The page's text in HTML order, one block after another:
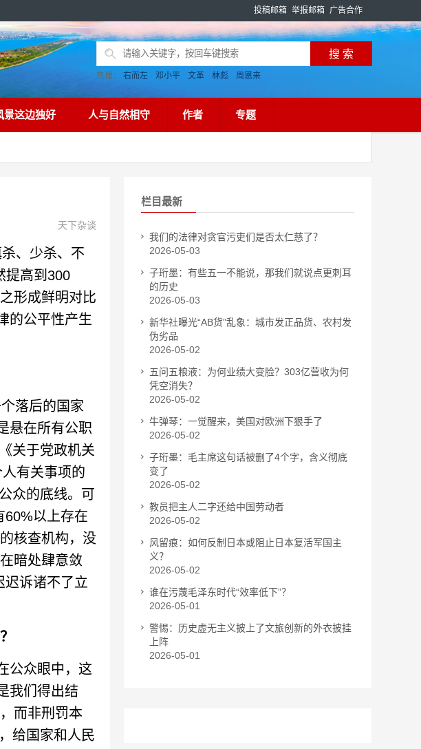
投稿邮箱 举报邮箱 广告合作
热搜： 右而左 邓小平 文革 林彪 周恩来
景这边独好 人与自然相守 作者 专题
天下杂谈
、少杀、不
提高到300
形成鲜明对比
的公平性产生
落后的国家
悬在所有公职
关于党政机关
有关事项的
众的底线。可
60%以上存在
核查机构，没
暗处肆意敛
迟诉诸不了立
公众眼中，这
我们得出结
而非刑罚本
给国家和人民
栏目最新
我们的法律对贪官污吏们是否太仁慈了？
2026-05-03
子珩墨：有些五一不能说，那我们就说点更刺耳
的历史
2026-05-03
新华社曝光“AB货”乱象：城市发正品货、农村发
伪劣品
2026-05-02
五问五粮液：为何业绩大变脸？303亿营收为何
凭空消失？
2026-05-02
牛弹琴：一觉醒来，美国对欧洲下狠手了
2026-05-02
子珩墨：毛主席这句话被删了4个字，含义彻底
变了
2026-05-02
教员把主人二字还给中国劳动者
2026-05-02
风留痕：如何反制日本或阻止日本复活军国主
义？
2026-05-02
谁在污蔑毛泽东时代“效率低下”？
2026-05-01
警惕：历史虚无主义披上了文旅创新的外衣披挂
上阵
2026-05-01